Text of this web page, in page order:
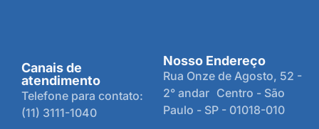
Canais de
atendimento
Telefone para contato:
(11) 3111-1040
Nosso Endereço
Rua Onze de Agosto, 52 -
2° andar Centro - São
Paulo - SP - 01018-010